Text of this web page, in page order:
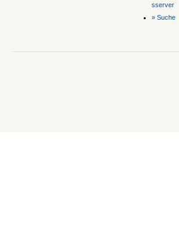
sserver
» Suche